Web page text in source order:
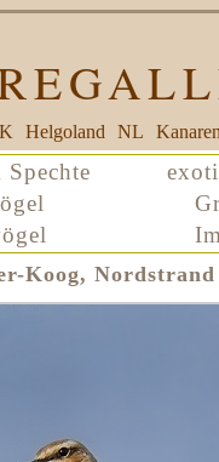
Helgoland NL Kanaren
Koog, Nordstrand